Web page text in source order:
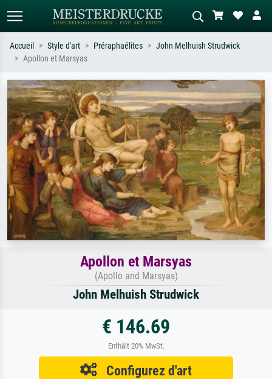
Recherchez par artiste, titre ou style –
ex. Monet, Nuit étoilée,
impressionnisme, vague de Hokusai,
nu.
Décrivez la scène – ex. prairie verte,
abstrait avec beaucoup de rouge,
tableau sombre, nu debout près d'un
arbre.
Accueil Style d'art Préraphaélites
John Melhuish Strudwick
Apollon et Marsyas
Apollon et Marsyas
(Apollo and Marsyas)
John Melhuish Strudwick
€ 146.69
Enthält 20% MwSt.
Configurez d'art